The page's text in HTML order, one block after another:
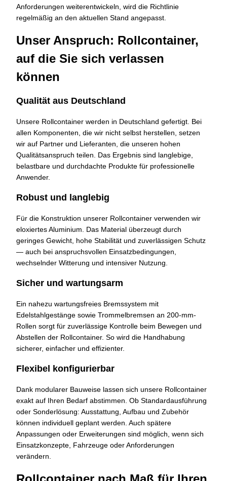
Anforderungen weiterentwickeln, wird die Richtlinie
regelmäßig an den aktuellen Stand angepasst.
Unser Anspruch: Rollcontainer,
auf die Sie sich verlassen
können
Qualität aus Deutschland
Unsere Rollcontainer werden in Deutschland gefertigt. Bei
allen Komponenten, die wir nicht selbst herstellen, setzen
wir auf Partner und Lieferanten, die unseren hohen
Qualitätsanspruch teilen. Das Ergebnis sind langlebige,
belastbare und durchdachte Produkte für professionelle
Anwender.
Robust und langlebig
Für die Konstruktion unserer Rollcontainer verwenden wir
eloxiertes Aluminium. Das Material überzeugt durch
geringes Gewicht, hohe Stabilität und zuverlässigen Schutz
— auch bei anspruchsvollen Einsatzbedingungen,
wechselnder Witterung und intensiver Nutzung.
Sicher und wartungsarm
Ein nahezu wartungsfreies Bremssystem mit
Edelstahlgestänge sowie Trommelbremsen an 200-mm-
Rollen sorgt für zuverlässige Kontrolle beim Bewegen und
Abstellen der Rollcontainer. So wird die Handhabung
sicherer, einfacher und effizienter.
Flexibel konfigurierbar
Dank modularer Bauweise lassen sich unsere Rollcontainer
exakt auf Ihren Bedarf abstimmen. Ob Standardausführung
oder Sonderlösung: Ausstattung, Aufbau und Zubehör
können individuell geplant werden. Auch spätere
Anpassungen oder Erweiterungen sind möglich, wenn sich
Einsatzkonzepte, Fahrzeuge oder Anforderungen
verändern.